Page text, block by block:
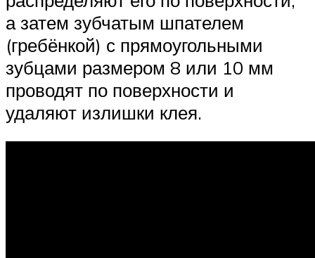
а затем зубчатым шпателем
(гребёнкой) с прямоугольными
зубцами размером 8 или 10 мм
проводят по поверхности и
удаляют излишки клея.